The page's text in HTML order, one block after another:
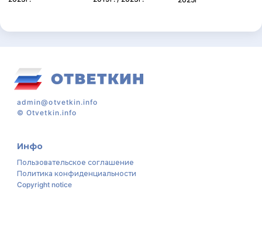
admin@otvetkin.info
©Otvetkin.info
Инфо
Пользовательское соглашение
Политика конфиденциальности
Copyright notice